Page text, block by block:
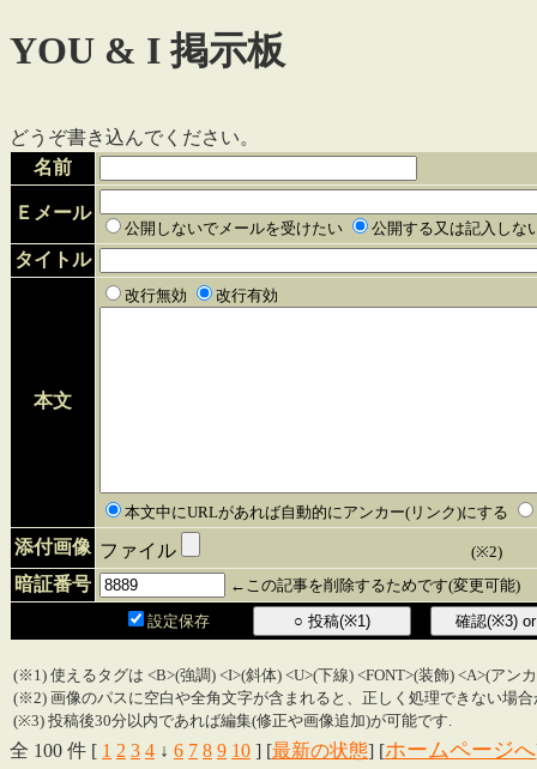
YOU & I 掲示板
どうぞ書き込んでください。
名前
Ｅメール
公開しないでメールを受けたい 公開する又は記入しな
タイトル
本文
改行無効 改行有効
本文中にURLがあれば自動的にアンカー(リンク)にする
添付画像 ファイル (※2)
暗証番号
←この記事を削除するためです(変更可能)
設定保存
(※1) 使えるタグは <B>(強調) <I>(斜体) <U>(下線) <FONT>(装飾) <A>(アン
(※2) 画像のパスに空白や全角文字が含まれると、正しく処理できない場合
(※3) 投稿後30分以内であれば編集(修正や画像追加)が可能です.
全 100 件 [ 1 2 3 4 ↓ 6 7 8 9 10 ] [最新の状態] [ホームページへ